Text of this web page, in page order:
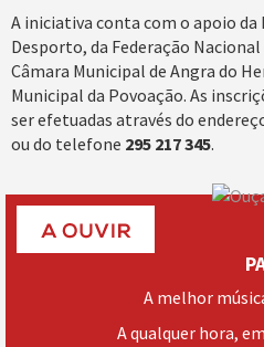
A iniciativa conta com o apoio da
Desporto, da Federação
Câmara Municipal de Angra do
Municipal da Povoação. As
ser efetuadas através do
ou do telefone 295 217 345.
A melhor
A qualquer hora,